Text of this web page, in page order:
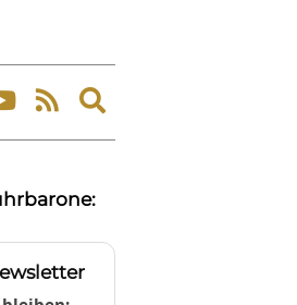
Expand
search